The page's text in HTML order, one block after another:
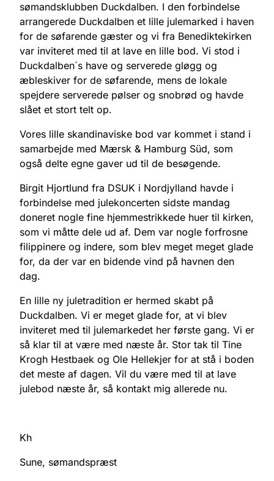
sømandsklubben Duckdalben. I den forbindelse
arrangerede Duckdalben et lille julemarked i haven
for de søfarende gæster og vi fra Benediktekirken
var inviteret med til at lave en lille bod. Vi stod i
Duckdalben´s have og serverede gløgg og
æbleskiver for de søfarende, mens de lokale
spejdere serverede pølser og snobrød og havde
slået et stort telt op.
Vores lille skandinaviske bod var kommet i stand i
samarbejde med Mærsk & Hamburg Süd, som
også delte egne gaver ud til de besøgende.
Birgit Hjortlund fra DSUK i Nordjylland havde i
forbindelse med julekoncerten sidste mandag
doneret nogle fine hjemmestrikkede huer til kirken,
som vi måtte dele ud af. Dem var nogle forfrosne
filippinere og indere, som blev meget meget glade
for, da der var en bidende vind på havnen den
dag.
En lille ny juletradition er hermed skabt på
Duckdalben. Vi er meget glade for, at vi blev
inviteret med til julemarkedet her første gang. Vi er
så klar til at være med næste år. Stor tak til Tine
Krogh Hestbaek og Ole Hellekjer for at stå i boden
det meste af dagen. Vil du være med til at lave
julebod næste år, så kontakt mig allerede nu.
Kh
Sune, sømandspræst